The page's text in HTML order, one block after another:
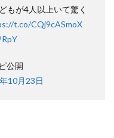
もが4人以上いて驚く
t.co/CQj9cASmoX
公開
10月23日